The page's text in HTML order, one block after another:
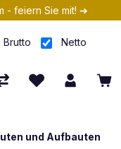
- feiern Sie mit! ➔
Brutto Netto
und Aufbauten